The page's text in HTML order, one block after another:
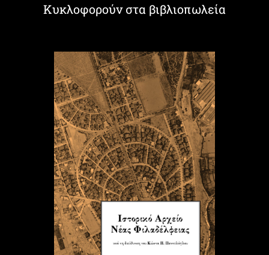
Κυκλοφορούν στα βιβλιοπωλεία